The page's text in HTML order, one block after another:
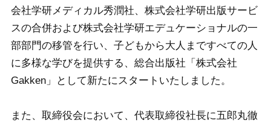
会社学研メディカル秀潤社、株式会社学研出版サービ
スの合併および株式会社学研エデュケーショナルの一
部部門の移管を行い、子どもから大人まですべての人
に多様な学びを提供する、総合出版社「株式会社
Gakken」として新たにスタートいたしました。
また、取締役会において、代表取締役社長に五郎丸徹